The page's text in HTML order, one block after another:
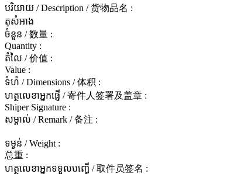
បរិយាយ / Description / 货物品名 :
តុសំអាង
ចំនួន / 数量 :
Quantity :
តំលៃ / 价值 :
Value :
ទំហំ / Dimensions / 体积 :
ហត្ថលេខាអ្នកផ្ញើ / 寄件人签署及盖章 :
Shiper Signature :
សម្គាល់ / Remark / 备注 :
ទម្ងន់ / Weight :
总重 :
ហត្ថលេខាអ្នកទទួលបញ្ធើ / 取件员签名 :